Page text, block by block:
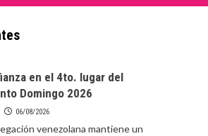
en el 4to. lugar del
Domingo 2026
06/08/2026
venezolana mantiene un